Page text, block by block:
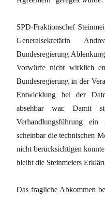
SPD-Fraktionschef
Generalsekretärin
Bundesregierung
Vorwürfe nicht wirklich
Bundesregierung in der
Entwicklung bei der
absehbar war. Damit
Verhandlungsführung
scheinbar die technischen
nicht berücksichtigen
bleibt die Steinmeiers
Das fragliche Abkommen